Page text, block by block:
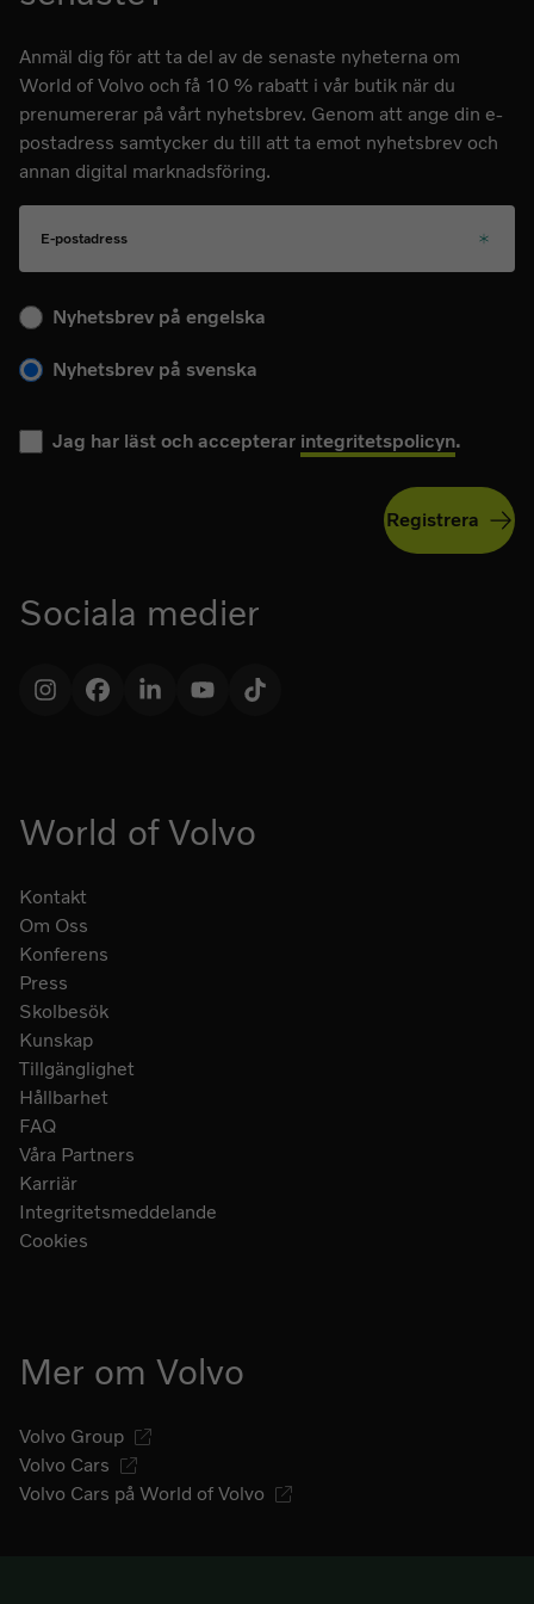
World of Volvo
Kontakt
Om Oss
Konferens
Press
Skolbesök
Kunskap
Tillgänglighet
Hållbarhet
FAQ
Våra Partners
Karriär
Integritetsmeddelande
Cookies
Mer om Volvo
Volvo Group
Volvo Cars
Volvo Cars på World of Volvo
Anmäl dig för att ta del av de senaste nyheterna om
World of Volvo och få 10 % rabatt i vår butik när du
prenumererar på vårt nyhetsbrev. Genom att ange din e-
postadress samtycker du till att ta emot nyhetsbrev och
annan digital marknadsföring.
E-postadress
Välj ditt språk för kommande nyhetsbrev
Nyhetsbrev på engelska
Nyhetsbrev på svenska
Jag har läst och accepterar integritetspolicyn.
Registrera
Sociala medier
InstagramFacebookLinkedInYouTubeTikTok